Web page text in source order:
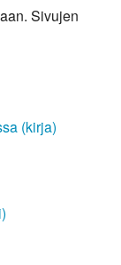
Sivujen
(kirja)